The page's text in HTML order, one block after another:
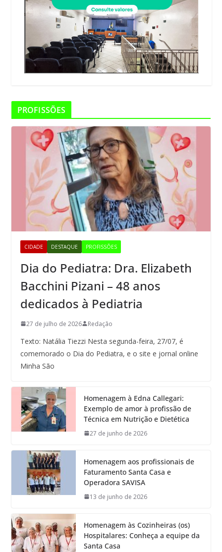
PROFISSÕES
CIDADE DESTAQUE PROFISSÕES
Dia do Pediatra: Dra. Elizabeth
Bacchini Pizani – 48 anos
dedicados à Pediatria
27 de julho de 2026 Redação
Texto: Natália Tiezzi Nesta segunda-feira, 27/07, é
comemorado o Dia do Pediatra, e o site e jornal online
Minha São
Homenagem à Edna Callegari:
Exemplo de amor à profissão de
Técnica em Nutrição e Dietética
27 de junho de 2026
Homenagem aos profissionais de
Faturamento Santa Casa e
Operadora SAVISA
13 de junho de 2026
Homenagem às Cozinheiras (os)
Hospitalares: Conheça a equipe da
Santa Casa